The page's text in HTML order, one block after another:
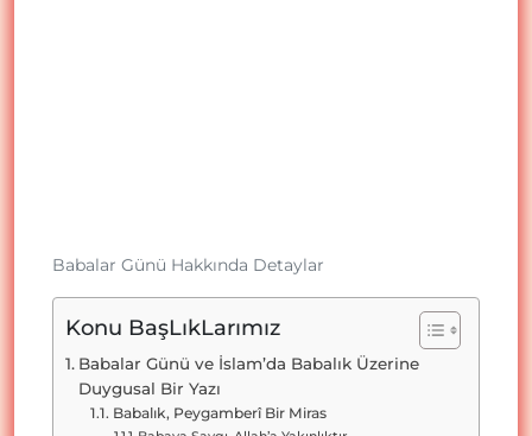
Babalar Günü Hakkında Detaylar
Konu BaşLıkLarımız
Babalar Günü ve İslam’da Babalık Üzerine
Duygusal Bir Yazı
Babalık, Peygamberî Bir Miras